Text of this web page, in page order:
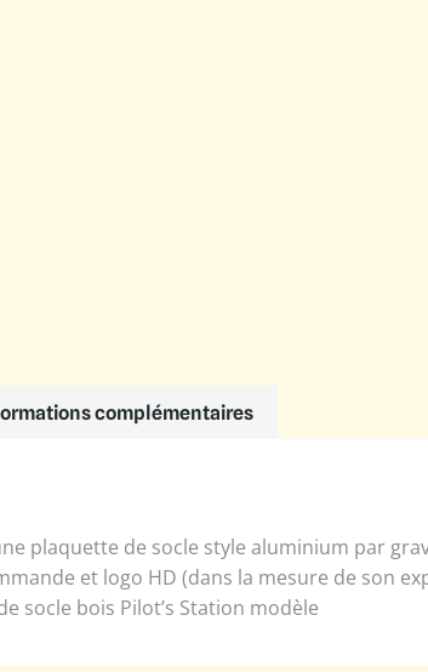
complémentaires
plaquette de socle style aluminium par
et logo HD (dans la mesure de son
socle bois Pilot’s Station modèle